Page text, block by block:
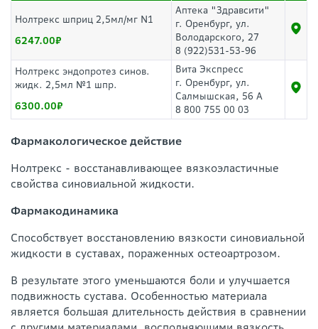
Нолтрекс шприц 2,5мл/мг N1
6247.00
Аптека "Здравсити"
г. Оренбург, ул.
Володарского, 27
8 (922)531-53-96
Нолтрекс эндопротез синов.
жидк. 2,5мл №1 шпр.
6300.00
Вита Экспресс
г. Оренбург, ул.
Салмышская, 56 А
8 800 755 00 03
Фармакологическое действие
Нолтрекс - восстанавливающее вязкоэластичные
свойства синовиальной жидкости.
Фармакодинамика
Способствует восстановлению вязкости синовиальной
жидкости в суставах, пораженных остеоартрозом.
В результате этого уменьшаются боли и улучшается
подвижность сустава. Особенностью материала
является большая длительность действия в сравнении